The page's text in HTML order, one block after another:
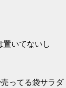
置いてないし
ってる袋サラダ